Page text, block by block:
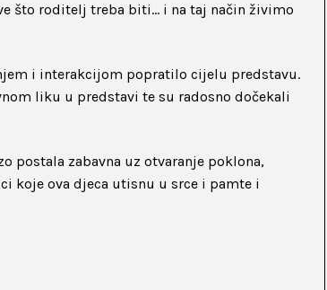
što roditelj treba biti… i na taj način živimo
i interakcijom popratilo cijelu predstavu.
liku u predstavi te su radosno dočekali
postala zabavna uz otvaranje poklona,
koje ova djeca utisnu u srce i pamte i